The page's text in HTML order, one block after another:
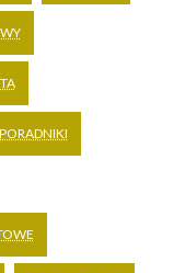
PORADNIKI